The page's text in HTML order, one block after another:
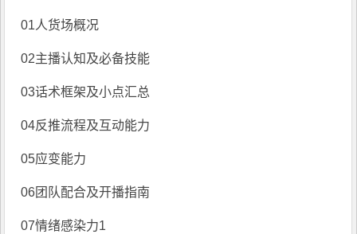
01人货场概况
02主播认知及必备技能
03话术框架及小点汇总
04反推流程及互动能力
05应变能力
06团队配合及开播指南
07情绪感染力1